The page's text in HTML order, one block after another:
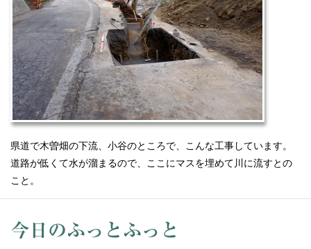
県道で木曽畑の下流、小谷のところで、こんな工事しています。
道路が低くて水が溜まるので、ここにマスを埋めて川に流すとの
こと。
今日のふっとふっと